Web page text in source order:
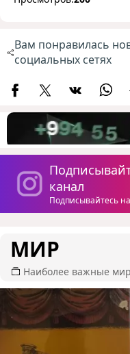
Вам понравилась
социальных сетях
канал
Подписывайтесь
МИР
Наиболее важные